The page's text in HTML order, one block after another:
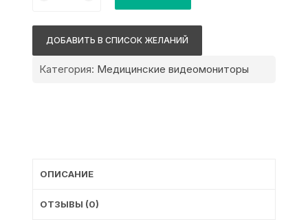
хирургический,
24"
ДОБАВИТЬ В СПИСОК ЖЕЛАНИЙ
Категория: Медицинские видеомониторы
ОПИСАНИЕ
ОТЗЫВЫ (0)